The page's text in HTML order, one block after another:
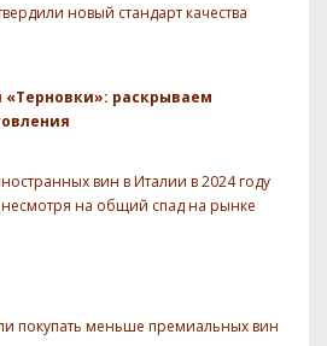
новый стандарт качества
«Терновки»: раскрываем
вин в Италии в 2024 году
несмотря на общий спад на рынке
покупать меньше премиальных вин